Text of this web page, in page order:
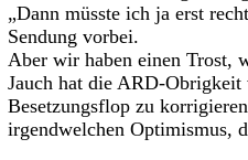
„Dann müsste ich ja erst
Sendung vorbei.
Aber wir haben einen Trost,
Jauch hat die ARD-
Besetzungsflop zu
irgendwelchen Optimismus,